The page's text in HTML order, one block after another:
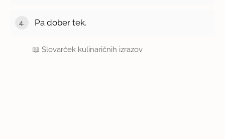
Pa dober tek.
📖Slovarček kulinaričnih izrazov